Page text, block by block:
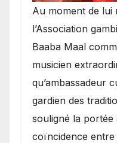
​Au moment de lui
l’Association
Baaba Maal
musicien
qu’ambassadeur
gardien des
souligné la portée
coïncidence